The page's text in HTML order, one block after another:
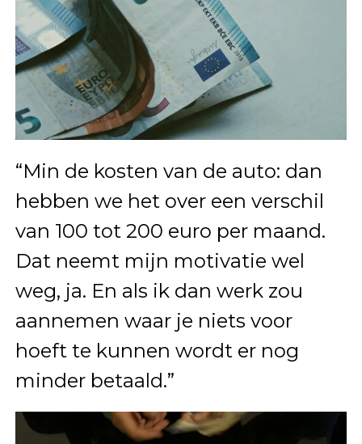
“Min de kosten van de auto: dan
hebben we het over een verschil
van 100 tot 200 euro per maand.
Dat neemt mijn motivatie wel
weg, ja. En als ik dan werk zou
aannemen waar je niets voor
hoeft te kunnen wordt er nog
minder betaald.”